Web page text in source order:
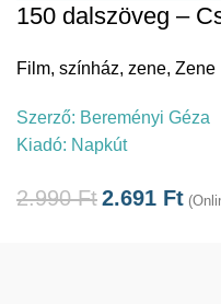
150 dalszöveg –
Film, színház, zene, Zene
Szerző: Bereményi Géza
Kiadó: Napkút
2.990Ft2.691 Ft